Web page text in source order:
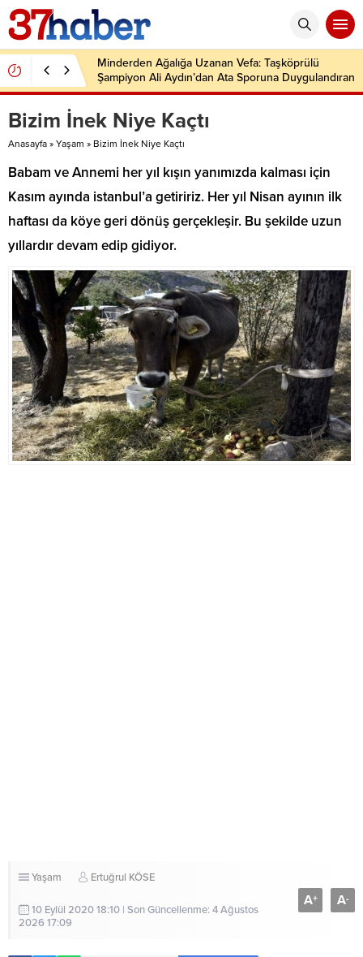
Minderden Ağalığa Uzanan Vefa: Taşköprülü
Şampiyon Ali Aydın’dan Ata Sporuna Duygulandıran
Dönüş
Bizim İnek Niye Kaçtı
Anasayfa » Yaşam » Bizim İnek Niye Kaçtı
Babam ve Annemi her yıl kışın yanımızda kalması için
Kasım ayında istanbul’a getiririz. Her yıl Nisan ayının ilk
haftası da köye geri dönüş gerçekleşir. Bu şekilde uzun
yıllardır devam edip gidiyor.
Yaşam Ertuğrul KÖSE
10 Eylül 2020 18:10 | Son Güncellenme: 4 Ağustos
2026 17:09
A+ A-